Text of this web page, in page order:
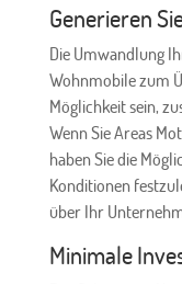
Generieren
Die Umwandlung
Wohnmobile zum
Möglichkeit sein,
Wenn Sie Areas
haben Sie die
Konditionen
über Ihr
Minimale